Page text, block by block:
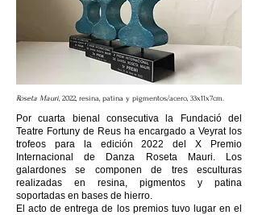
Roseta Mauri, 2022, resina, patina y pigmentos/acero, 33x11x7cm.
Por cuarta bienal consecutiva la Fundació del
Teatre Fortuny de Reus ha encargado a Veyrat los
trofeos para la edición 2022 del X Premio
Internacional de Danza Roseta Mauri. Los
galardones se componen de tres esculturas
realizadas en resina, pigmentos y patina
soportadas en bases de hierro.
El acto de entrega de los premios tuvo lugar en el